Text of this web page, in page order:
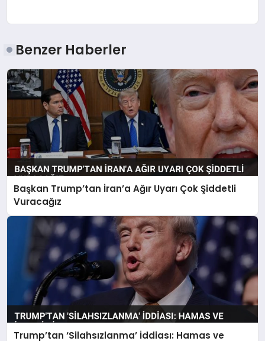
Benzer Haberler
Başkan Trump’tan İran’a Ağır Uyarı Çok Şiddetli
Vuracağız
Trump’tan ‘Silahsızlanma’ İddiası: Hamas ve